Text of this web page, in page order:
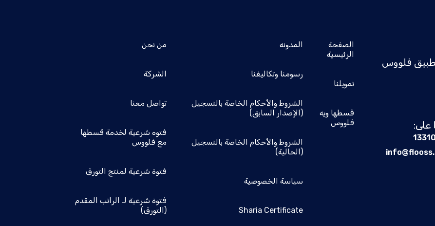
فلووس
على:
الصفحة
الرئيسية
تمويلنا
قسطها ويه
فلووس
المدونه
رسومنا وتكاليفنا
الشروط والأحكام الخاصة بالتسجيل
(الإصدار السابق)
الشروط والأحكام الخاصة بالتسجيل
(الحالية)
سياسة الخصوصية
Sharia Certificate
من نحن
الشركة
تواصل معنا
فتوه شرعية لخدمة قسطها
مع فلووس
فتوة شرعية لمنتج التورق
فتوة شرعية لـ الراتب المقدم
(التورق)